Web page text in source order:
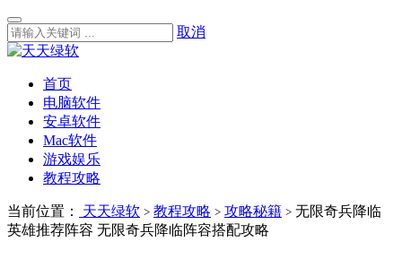
取消
首页
电脑软件
安卓软件
Mac软件
游戏娱乐
教程攻略
当前位置： 天天绿软 > 教程攻略 > 攻略秘籍 > 无限奇兵降临
英雄推荐阵容 无限奇兵降临阵容搭配攻略